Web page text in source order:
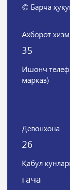
© Барча
Ахборот
35
Ишонч
марказ)
Девонхона
26
Қабул
гача